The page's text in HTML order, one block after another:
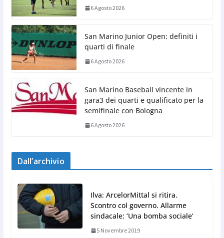
6 Agosto 2026
San Marino Junior Open: definiti i
quarti di finale
6 Agosto 2026
San Marino Baseball vincente in
gara3 dei quarti e qualificato per la
semifinale con Bologna
6 Agosto 2026
Dall’archivio
Ilva: ArcelorMittal si ritira.
Scontro col governo. Allarme
sindacale: ‘Una bomba sociale’
5 Novembre 2019